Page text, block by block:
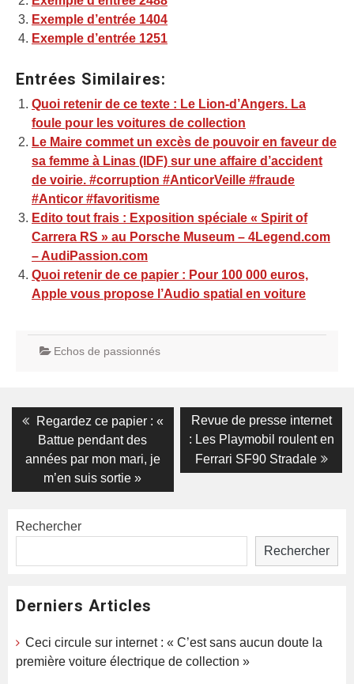
Exemple d’entrée 1404
Exemple d’entrée 1251
Entrées Similaires:
Quoi retenir de ce texte : Le Lion-d’Angers. La
foule pour les voitures de collection
Le Maire commet un excès de pouvoir en faveur de
sa femme à Linas (IDF) sur une affaire d’accident
de voirie. #corruption #AnticorVeille #fraude
#Anticor #favoritisme
Edito tout frais : Exposition spéciale « Spirit of
Carrera RS » au Porsche Museum – 4Legend.com
– AudiPassion.com
Quoi retenir de ce papier : Pour 100 000 euros,
Apple vous propose l’Audio spatial en voiture
Echos de passionnés
Navigation
l’article
Previous
post:
Regardez ce papier : «
Battue pendant des
années par mon mari, je
m’en suis sortie »
Next
post:
Revue de presse internet
: Les Playmobil roulent en
Ferrari SF90 Stradale
Rechercher
Rechercher
Derniers Articles
Ceci circule sur internet : « C’est sans aucun doute la
première voiture électrique de collection »